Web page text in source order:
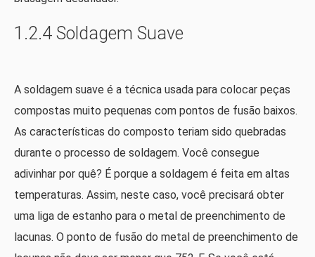
1.2.4 Soldagem Suave
A soldagem suave é a técnica usada para colocar peças
compostas muito pequenas com pontos de fusão baixos.
As características do composto teriam sido quebradas
durante o processo de soldagem. Você consegue
adivinhar por quê? É porque a soldagem é feita em altas
temperaturas. Assim, neste caso, você precisará obter
uma liga de estanho para o metal de preenchimento de
lacunas. O ponto de fusão do metal de preenchimento de